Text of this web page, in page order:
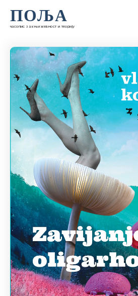
ПОЉА
часопис за књижевност и теорију